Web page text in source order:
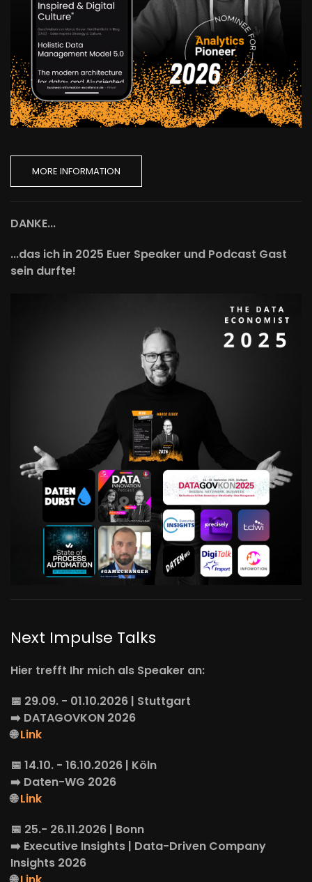
MORE INFORMATION
DANKE...
...das ich in 2025 Euer Speaker und Podcast Gast
sein durfte!
Next Impulse Talks
Hier trefft Ihr mich als Speaker an:
📅 29.09. - 01.10.2026 | Stuttgart
➡️ DATAGOVKON 2026
🌐Link
📅 14.10. - 16.10.2026 | Köln
➡️ Daten-WG 2026
🌐Link
📅 25.- 26.11.2026 | Bonn
➡️ Executive Insights | Data-Driven Company
Insights 2026